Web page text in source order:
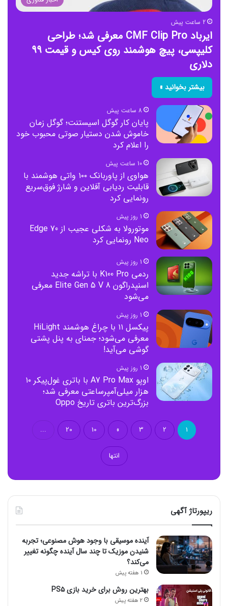
2 ساعت پیش
ایرباد CMF Clip Pro معرفی شد؛ طراحی
کلیپسی، پیچ هوشمند روی کیس و قیمت ۹۹
دلاری
بیشتر بخوانید »
8 ساعت پیش
پایان کار گوگل اسیستنت؛ گوگل زمان
خاموش شدن دستیار صوتی محبوب خود
را اعلام کرد
10 ساعت پیش
هواوی از پاوربانک ۱۰۰ واتی هوشمند با
قابلیت ردیابی آفلاین و شارژ فوق‌سریع
رونمایی کرد
1 روز پیش
موتورولا به شکلی عجیب از Edge 70
Neo رونمایی کرد
1 روز پیش
ردمی K100 Pro با تراشه جدید
اسنپدراگون 8 Elite Gen 5 V معرفی
می‌شود
1 روز پیش
پیکسل ۱۱ با چراغ هوشمند HiLight
معرفی می‌شود؛ جمنای به پنل پشتی
گوشی می‌آید!
1 روز پیش
اوپو A7 Pro Max با باتری غول‌پیکر ۱۰
هزار میلی‌آمپرساعتی معرفی شد؛
بزرگ‌ترین باتری تاریخ Oppo
1
2
3
»
10
20
...
انتها
ریپورتاژ آگهی
آینده موسیقی با وجود هوش مصنوعی؛ تجربه
شنیدن موزیک تا چند سال آینده چگونه تغییر
می‌کند؟
1 هفته پیش
بهترین روش برای خرید بازی PS۵
2 هفته پیش